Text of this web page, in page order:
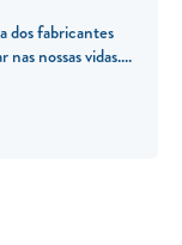
dos fabricantes
nossas vidas.